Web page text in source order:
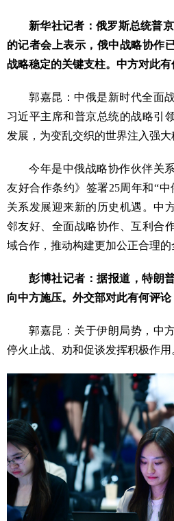
新华社记者：俄罗斯总统普
的记者会上表示，俄中战略协作
战略稳定的关键支柱。中方对此有
郭嘉昆：中俄是新时代全面
习近平主席和普京总统的战略引
发展，为变乱交织的世界注入强大
今年是中俄战略协作伙伴关
友好合作条约》签署25周年和“
关系发展迎来新的历史机遇。中
邻友好、全面战略协作、互利合
域合作，推动构建更加公正合理的
彭博社记者：据报道，特朗
向中方施压。外交部对此有何评论
郭嘉昆：关于伊朗局势，中
停火止战、劝和促谈发挥积极作用